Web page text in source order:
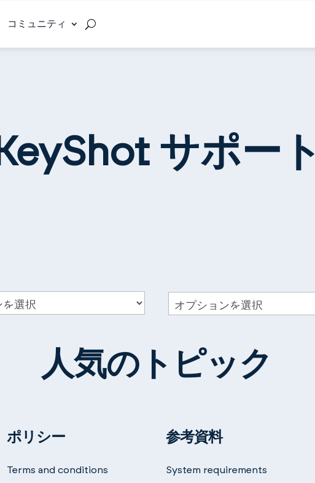
コミュニティ
KeyShot サポート
人気のトピック
ポリシー
Terms and conditions
参考資料
System requirements